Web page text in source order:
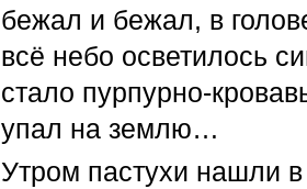
бежал и бежал, в
всё небо осветилось
стало пурпурно-
упал на землю…
Утром пастухи нашли в